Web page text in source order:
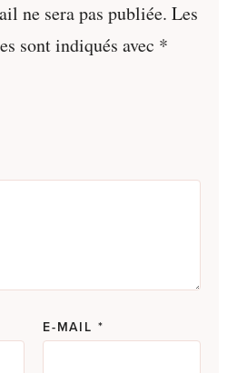
ne sera pas publiée. Les
sont indiqués avec *
E-MAIL *